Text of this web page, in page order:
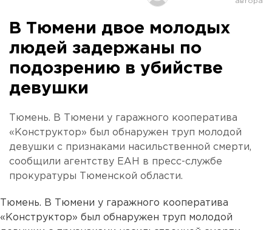
Оренбург
В Тюмени двое молодых
людей задержаны по
подозрению в убийстве
девушки
Тюмень. В Тюмени у гаражного кооператива
«Конструктор» был обнаружен труп молодой
девушки с признаками насильственной смерти,
сообщили агентству ЕАН в пресс-службе
прокуратуры Тюменской области.
Тюмень. В Тюмени у гаражного кооператива
«Конструктор» был обнаружен труп молодой